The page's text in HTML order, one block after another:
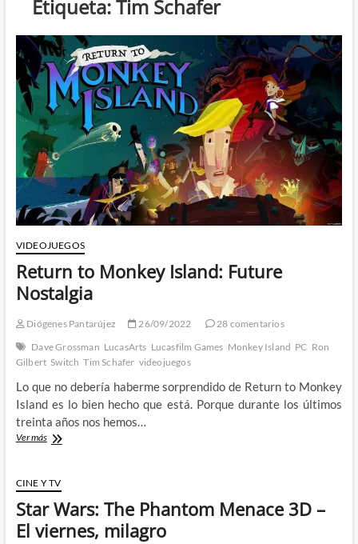
Etiqueta:Tim Schafer
VIDEOJUEGOS
Return to Monkey Island: Future
Nostalgia
Diógenes Pantarújez 26/09/2022
28 comentarios
Dave Grossman LucasArts Lucasfilm Games Monkey Island PC Ron
Gilbert Switch Tim Schafer videojuegos
Lo que no debería haberme sorprendido de Return to Monkey
Island es lo bien hecho que está. Porque durante los últimos
treinta años nos hemos…
Ver másReturn
Island:
Future
Nostalgia
CINE Y TV
Star Wars: The Phantom Menace 3D –
El viernes, milagro